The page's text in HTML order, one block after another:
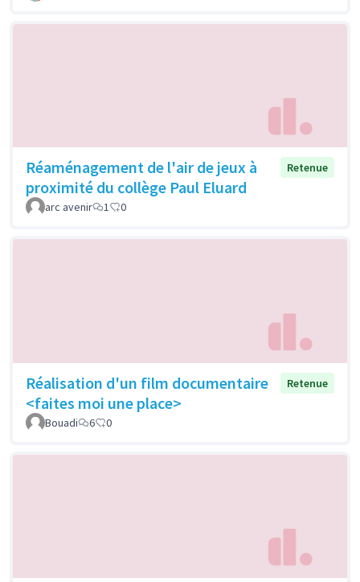
Réaménagement de l'air de jeux à
proximité du collège Paul Eluard
Retenue
arc avenir 1 0
Réalisation d'un film documentaire
<faites moi une place>
Retenue
Bouadi 6 0